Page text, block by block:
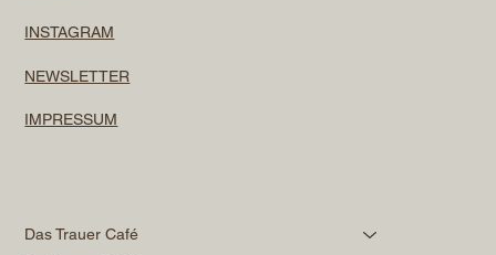
INSTAGRAM
NEWSLETTER
IMPRESSUM
Das Trauer Café